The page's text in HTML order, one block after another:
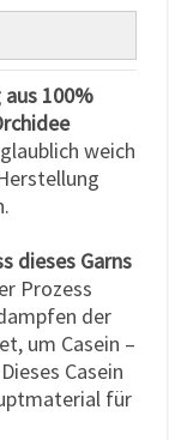
100%
weich
dieses Garns
Prozess
der
um Casein –
Casein
für